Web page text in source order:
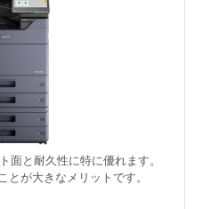
面と耐久性に特に優れます。
が大きなメリットです。